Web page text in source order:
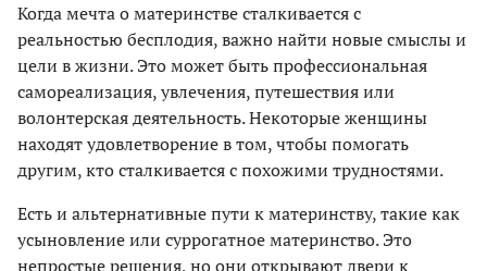
Когда мечта о материнстве сталкивается с
реальностью бесплодия, важно найти новые смыслы и
цели в жизни. Это может быть профессиональная
самореализация, увлечения, путешествия или
волонтерская деятельность. Некоторые женщины
находят удовлетворение в том, чтобы помогать
другим, кто сталкивается с похожими трудностями.
Есть и альтернативные пути к материнству, такие как
усыновление или суррогатное материнство. Это
непростые решения, но они открывают двери к